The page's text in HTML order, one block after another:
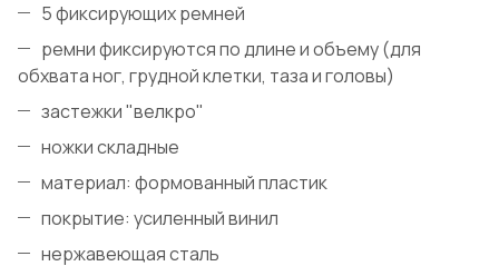
5 фиксирующих ремней
ремни фиксируются по длине и объему (для
обхвата ног, грудной клетки, таза и головы)
застежки "велкро"
ножки складные
материал: формованный пластик
покрытие: усиленный винил
нержавеющая сталь